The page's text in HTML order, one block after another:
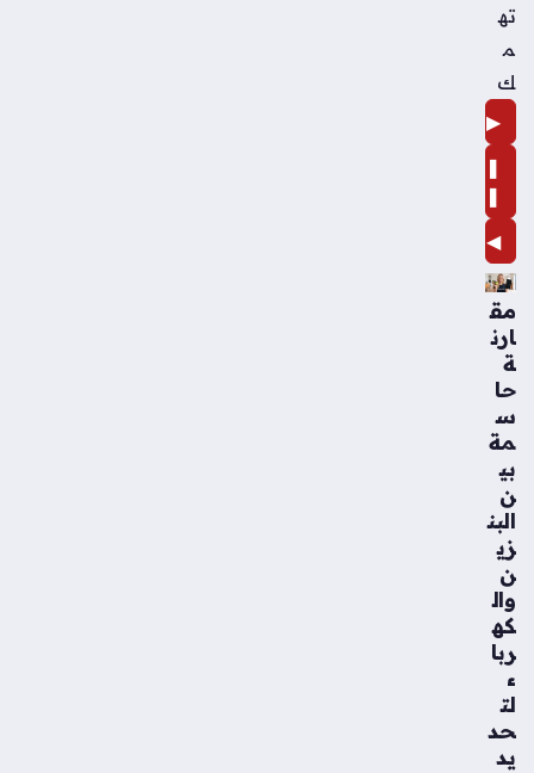
ته
م
ك
▶
❚
❚
◀
مق
ارن
ة
حا
س
مة
بي
ن
البن
زي
ن
وال
كه
ربا
ء
لت
حد
يد